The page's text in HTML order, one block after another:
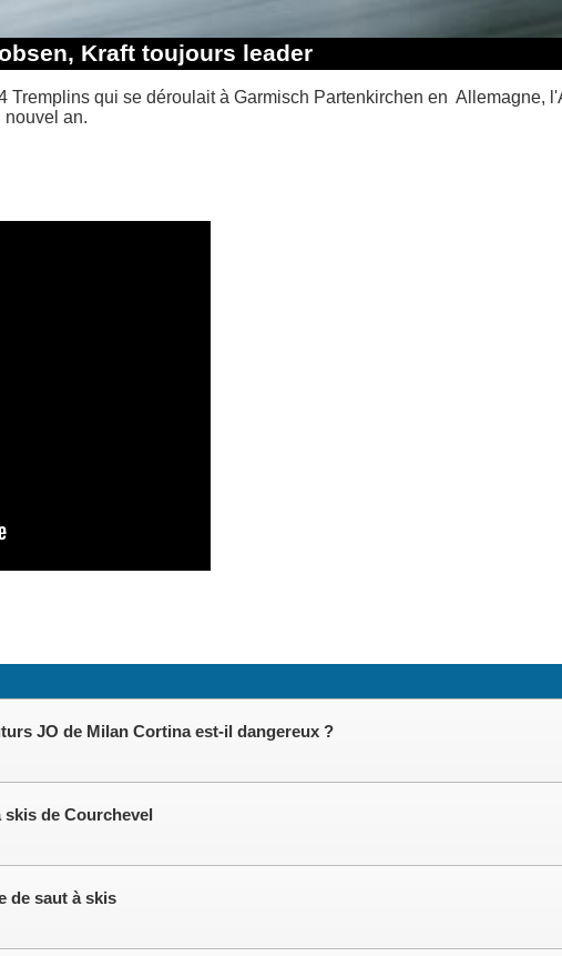
Kraft toujours leader
Tremplins qui se déroulait à Garmisch Partenkirchen en
nouvel an.
JO de Milan Cortina est-il dangereux ?
de Courchevel
de saut à skis